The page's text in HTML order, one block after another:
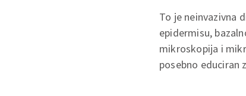
To je neinvazivna
epidermisu,
mikroskopija i
posebno